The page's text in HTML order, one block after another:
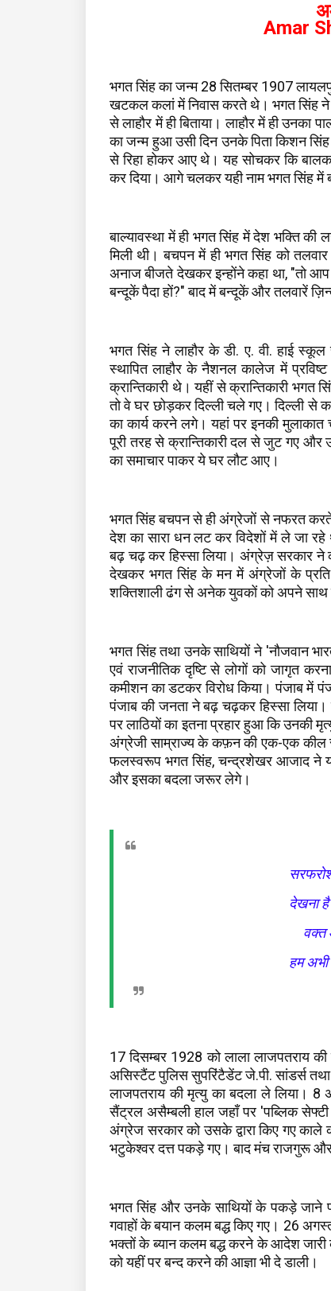
Amar
भगत सिंह का जन्म 28 सितम्बर 1907
खटकल कलां में निवास करते थे। भगत सिंह ने
से लाहौर में ही बिताया। लाहौर में ही उनका
का जन्म हुआ उसी दिन उनके पिता किशन
से रिहा होकर आए थे। यह सोचकर कि बालक
कर दिया। आगे चलकर यही नाम भगत सिंह में
बाल्यावस्था में ही भगत सिंह में देश भक्ति
मिली थी। बचपन में ही भगत सिंह को
अनाज बीजते देखकर इन्होंने कहा था, "तो
बन्दूकें पैदा हों?" बाद में बन्दूकें और तलवारें
भगत सिंह ने लाहौर के डी. ए. वी. हाई स्कूल
स्थापित लाहौर के नैशनल कालेज में
क्रान्तिकारी थे। यहीं से क्रान्तिकारी भगत
तो वे घर छोड़कर दिल्ली चले गए। दिल्ली से
का कार्य करने लगे। यहां पर इनकी
पूरी तरह से क्रान्तिकारी दल से जुट गए और
का समाचार पाकर ये घर लौट आए।
भगत सिंह बचपन से ही अंग्रेजों से नफरत
देश का सारा धन लट कर विदेशों में ले जा रहे
बढ़ चढ़ कर हिस्सा लिया। अंग्रेज़ सरकार ने
देखकर भगत सिंह के मन में अंग्रेजों के
शक्तिशाली ढंग से अनेक युवकों को अपने साथ
भगत सिंह तथा उनके साथियों ने 'नौजवान
एवं राजनीतिक दृष्टि से लोगों को जागृत
कमीशन का डटकर विरोध किया। पंजाब में
पंजाब की जनता ने बढ़ चढ़कर हिस्सा
पर लाठियों का इतना प्रहार हुआ कि उनकी
अंग्रेजी साम्राज्य के कफ़न की एक-एक कील
फलस्वरूप भगत सिंह, चन्द्रशेखर आजाद ने यह
और इसका बदला जरूर लेगे।
देखना
वक्त
हम अभी
17 दिसम्बर 1928 को लाला लाजपतराय
असिस्टैंट पुलिस सुपरिंटैडेंट जे.पी. सांडर्स तथा
लाजपतराय की मृत्यु का बदला ले लिया। 8
सैंट्रल असैम्बली हाल जहाँ पर 'पब्लिक सेफ्टी
अंग्रेज सरकार को उसके द्वारा किए गए काले
भटुकेश्वर दत्त पकड़े गए। बाद मंच राजगुरू
भगत सिंह और उनके साथियों के पकड़े जाने
गवाहों के बयान कलम बद्ध किए गए। 26
भक्तों के ब्यान कलम बद्ध करने के आदेश
को यहीं पर बन्द करने की आज्ञा भी दे डाली।